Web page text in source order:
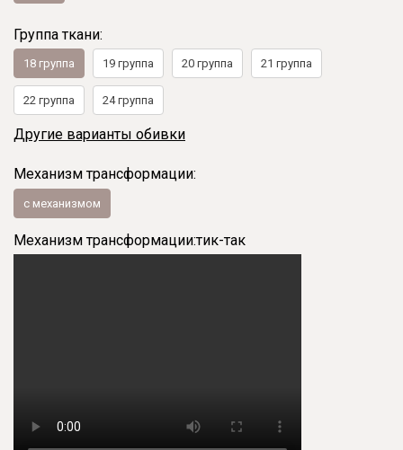
Группа ткани:
18 группа 19 группа 20 группа 21 группа
22 группа 24 группа
Другие варианты обивки
Механизм трансформации:
с механизмом
Механизм трансформации:тик-так